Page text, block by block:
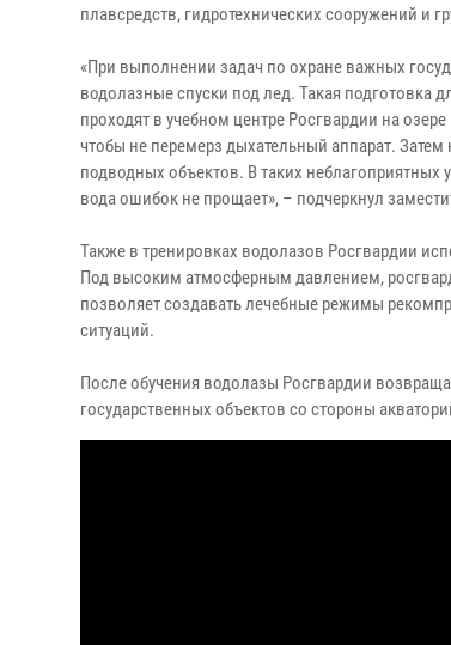
плавсредств, гидротехнических сооружений и
«При выполнении задач по охране важных
водолазные спуски под лед. Такая подготовка
проходят в учебном центре Росгвардии на
чтобы не перемерз дыхательный аппарат.
подводных объектов. В таких
вода ошибок не прощает», – подчеркнул
Также в тренировках водолазов Росгвардии
Под высоким атмосферным давлением,
позволяет создавать лечебные режимы
ситуаций.
После обучения водолазы Росгвардии
государственных объектов со стороны